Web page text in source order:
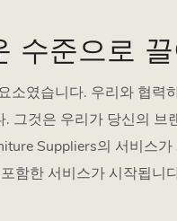
수준으로 끌
였습니다. 우리와 협력
그것은 우리가 당신의 브
Suppliers의 서비스
함한 서비스가 시작됩니